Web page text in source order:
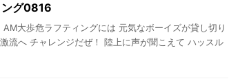
グ0816
大歩危ラフティングには 元気なボーイズが貸し切り
流へ チャレンジだぜ！ 陸上に声が聞こえて ハッスル